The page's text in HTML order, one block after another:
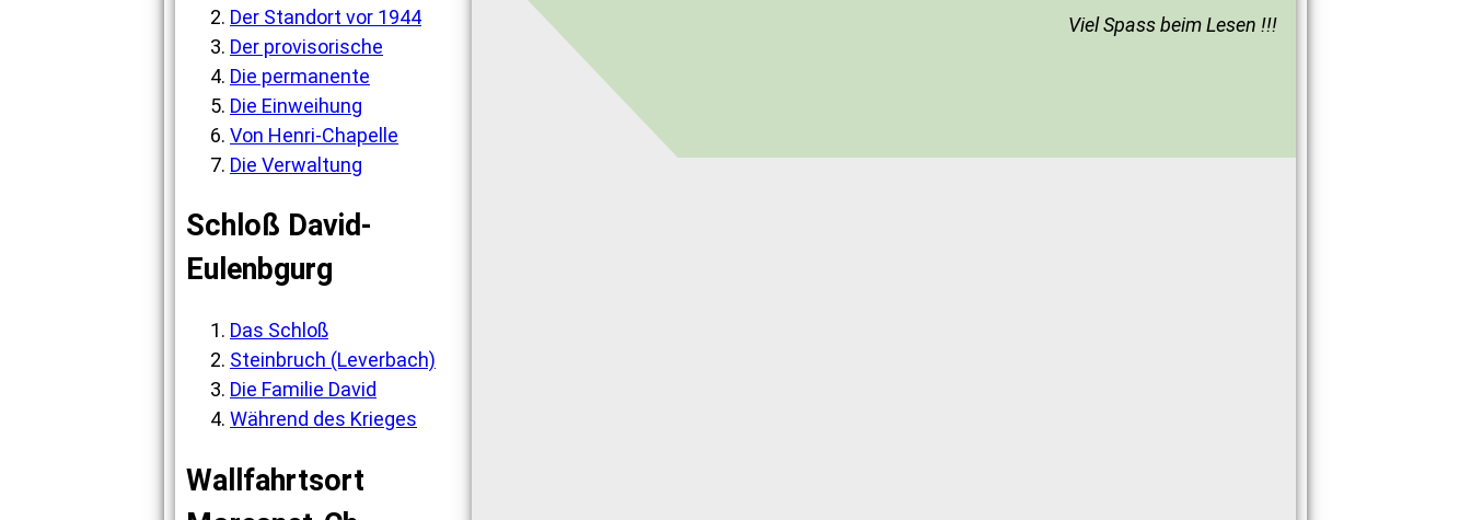
Der Standort vor 1944
Der provisorische
Die permanente
Die Einweihung
Von Henri-Chapelle
Die Verwaltung
Schloß David-
Eulenbgurg
Das Schloß
Steinbruch (Leverbach)
Die Familie David
Während des Krieges
Wallfahrtsort
Viel Spass beim Lesen !!!